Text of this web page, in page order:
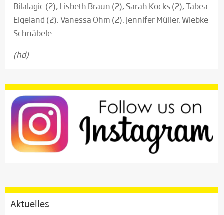
Bilalagic (2), Lisbeth Braun (2), Sarah Kocks (2), Tabea
Eigeland (2), Vanessa Ohm (2), Jennifer Müller, Wiebke
Schnäbele
(hd)
Aktuelles